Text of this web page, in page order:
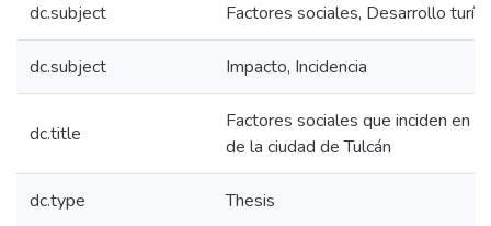
dc.subject Factores sociales, Desarrollo
dc.subject Impacto, Incidencia
dc.title
Factores sociales que inciden en
de la ciudad de Tulcán
dc.type Thesis